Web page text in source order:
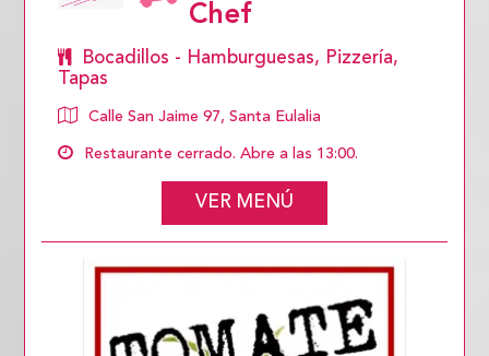
Chef
Bocadillos - Hamburguesas, Pizzería,
Tapas
Calle San Jaime 97, Santa Eulalia
Restaurante cerrado. Abre a las 13:00.
VER MENÚ